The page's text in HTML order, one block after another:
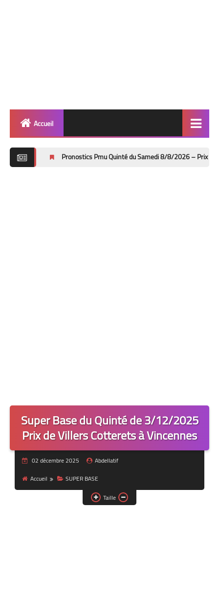
Accueil
Pronostics Pmu Quinté du Samedi 8/8/2026 – Prix de Bayeux à
Super Base du Quinté de 3/12/2025
Prix de Villers Cotterets à Vincennes
02 décembre 2025
Abdellatif
Accueil
SUPER BASE
Taille